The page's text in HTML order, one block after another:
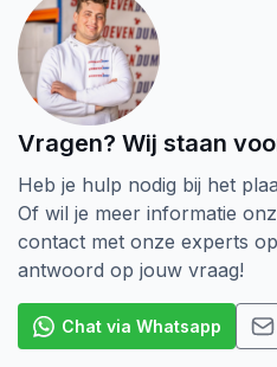
schroeven hout het
van Deeldraad schroeven.
schroeven loopt het draad
komt er bij Voldraad
hout als je twee stukken aan
De aandrijving van een
Er zijn verschillende
de Kruiskop (Pozidriv). Dat
voorkomende Schroef op
gereedschap veel grip op
machine niet doorslipt. Dat is
Vragen? Wij staan
Heb je hulp nodig bij het
Of wil je meer informatie
contact met onze experts
antwoord op jouw vraag!
Chat via Whatsapp